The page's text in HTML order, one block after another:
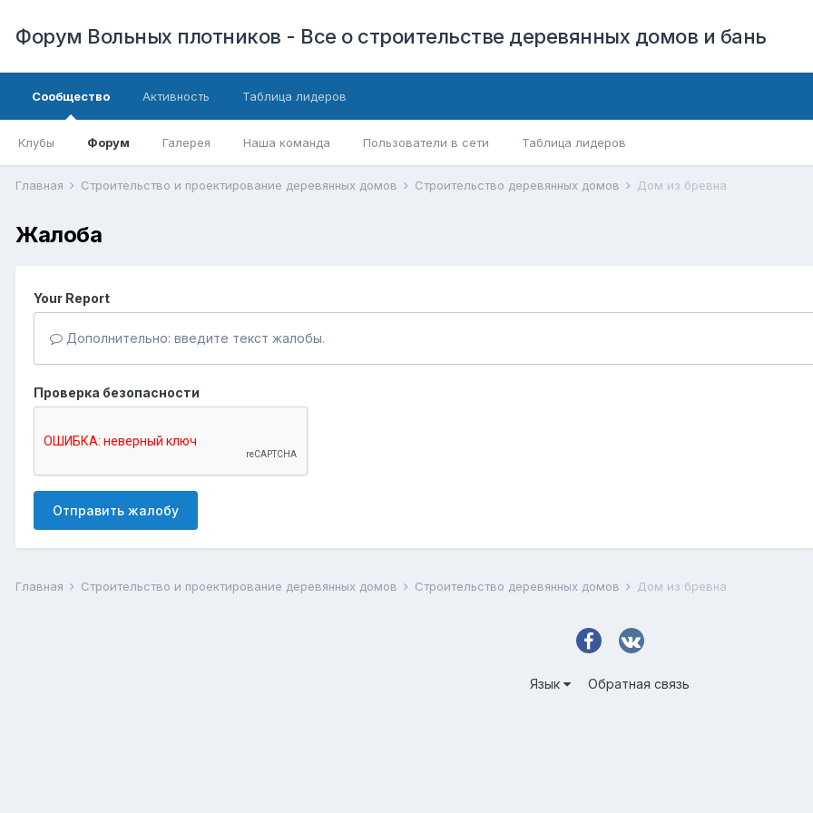
Форум Вольных плотников - Все о строительстве деревянных домов и бань
Сообщество
Клубы Форум Галерея Наша команда Пользователи в сети Таблица лидеров
Активность Таблица лидеров
Главная Строительство и проектирование деревянных домов Строительство деревянных домов Дом из бревна
Жалоба
Your Report
Дополнительно: введите текст жалобы.
Проверка безопасности
Отправить жалобу
Главная Строительство и проектирование деревянных домов Строительство деревянных домов Дом из бревна
Язык Обратная связь